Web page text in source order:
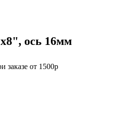
ось 16мм
заказе от 1500р